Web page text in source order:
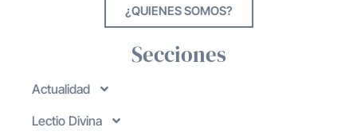
¿QUIENES SOMOS?
Secciones
Actualidad
Lectio Divina